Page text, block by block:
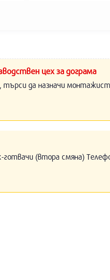
цех за дограма
търси да назначи
(втора смяна)